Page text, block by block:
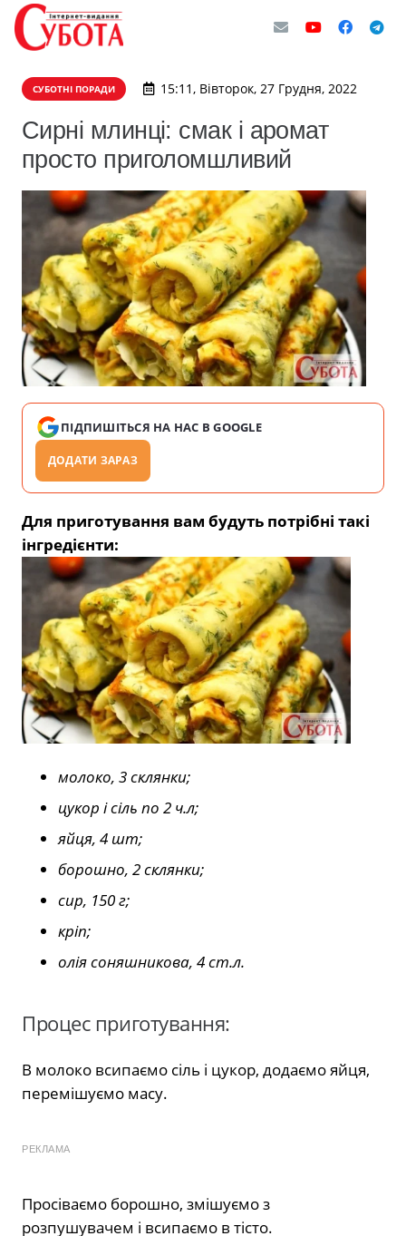
СУБОТНІ ПОРАДИ 15:11, Вівторок, 27 Грудня, 2022
Сирні млинці: смак і аромат
просто приголомшливий
ПІДПИШІТЬСЯ НА НАС В GOOGLE
ДОДАТИ ЗАРАЗ
Для приготування вам будуть потрібні такі
інгредієнти:
молоко, 3 склянки;
цукор і сіль по 2 ч.л;
яйця, 4 шт;
борошно, 2 склянки;
сир, 150 г;
кріп;
олія соняшникова, 4 ст.л.
Процес приготування:
В молоко всипаємо сіль і цукор, додаємо яйця,
перемішуємо масу.
РЕКЛАМА
Просіваємо борошно, змішуємо з
розпушувачем і всипаємо в тісто.